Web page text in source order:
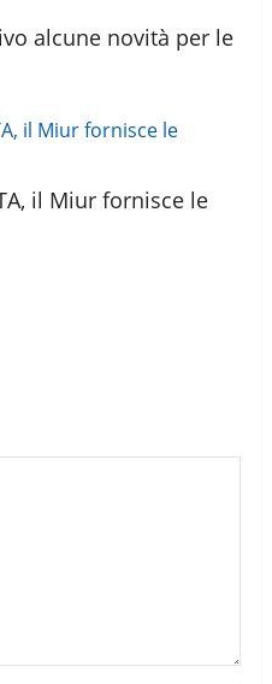
alcune novità per le
il Miur fornisce le